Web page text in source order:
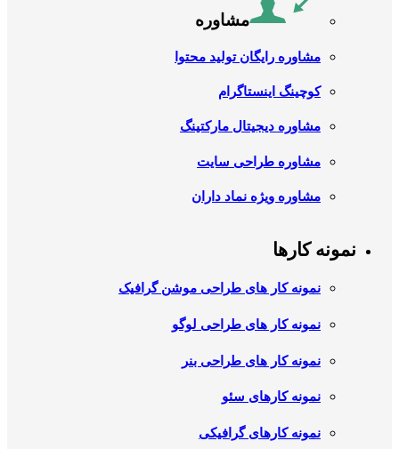
مشاوره
مشاوره رایگان تولید محتوا
کوچینگ اینستاگرام
مشاوره دیجیتال مارکتینگ
مشاوره طراحی سایت
مشاوره ویژه نماد داران
نمونه کارها
نمونه کار های طراحی موشن گرافیک
نمونه کار های طراحی لوگو
نمونه کار های طراحی بنر
نمونه کارهای سئو
نمونه کارهای گرافیکی